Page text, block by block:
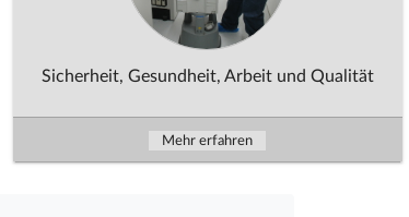
Sicherheit, Gesundheit, Arbeit und Qualität
Mehr erfahren